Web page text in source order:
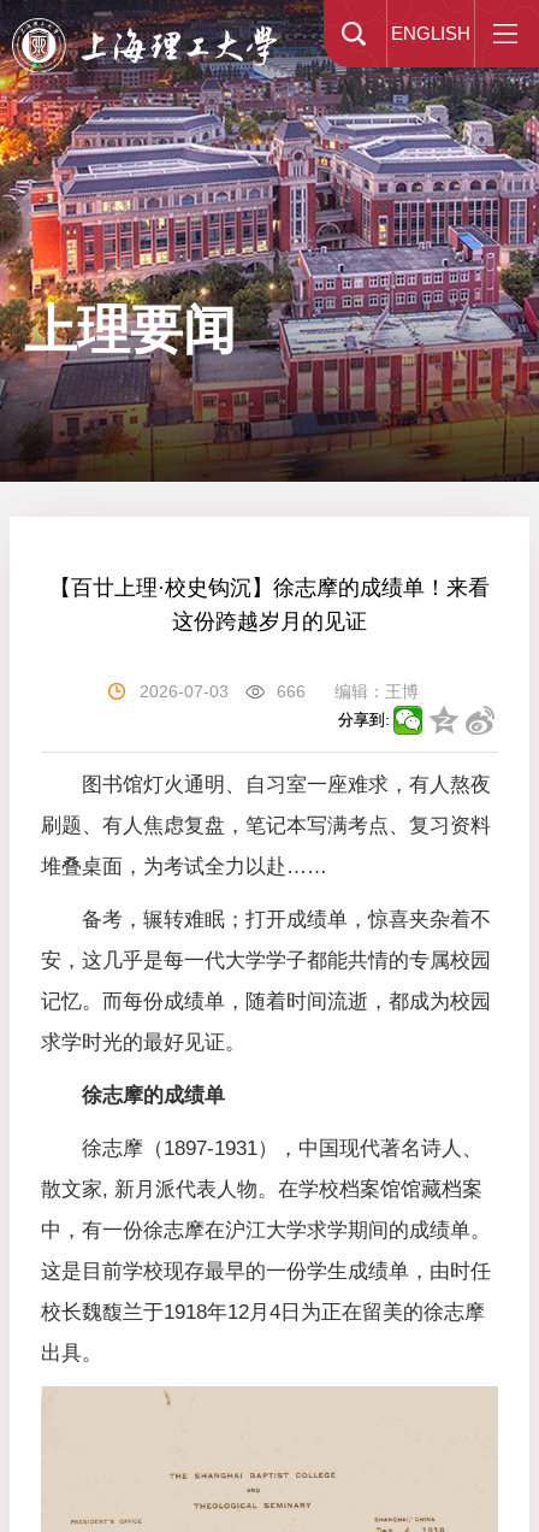
ENGLISH
上理要闻
【百廿上理·校史钩沉】徐志摩的成绩单！来看
这份跨越岁月的见证
2026-07-03 666 编辑： 王博
分享到:
图书馆灯火通明、自习室一座难求，有人熬夜
刷题、有人焦虑复盘，笔记本写满考点、复习资料
堆叠桌面，为考试全力以赴……
备考，辗转难眠；打开成绩单，惊喜夹杂着不
安，这几乎是每一代大学学子都能共情的专属校园
记忆。而每份成绩单，随着时间流逝，都成为校园
求学时光的最好见证。
徐志摩的成绩单
徐志摩（1897-1931），中国现代著名诗人、
散文家, 新月派代表人物。在学校档案馆馆藏档案
中，有一份徐志摩在沪江大学求学期间的成绩单。
这是目前学校现存最早的一份学生成绩单，由时任
校长魏馥兰于1918年12月4日为正在留美的徐志摩
出具。